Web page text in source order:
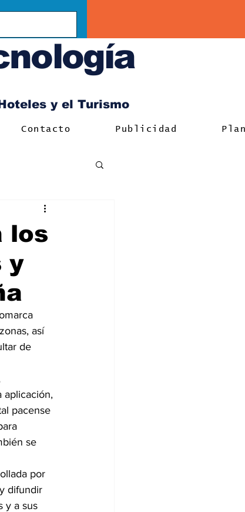
y el Turismo
Contacto Publicidad
los
y
así
de
aplicación,
pacense
se
por
difundir
y a sus